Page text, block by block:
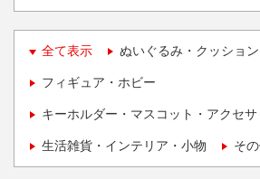
全て表示 ぬいぐるみ・クッション
フィギュア・ホビー
キーホルダー・マスコット・アクセサ
生活雑貨・インテリア・小物 そ